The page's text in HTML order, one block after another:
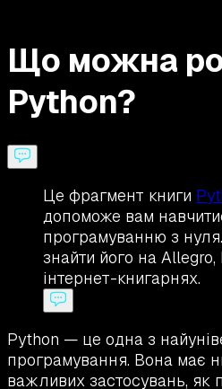
Що можна
Python?
Це фрагмент книги
допоможе вам
програмуванню з
знайти його на
інтернет-книгарнях.
Python — це одна з
програмування. Вона має
важливих застосувань, як